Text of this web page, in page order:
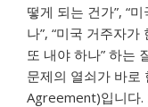
떻게 되는 건가”, “
나”, “미국 거주자
또 내야 하나” 하는
문제의 열쇠가 바
Agreement)입니다.